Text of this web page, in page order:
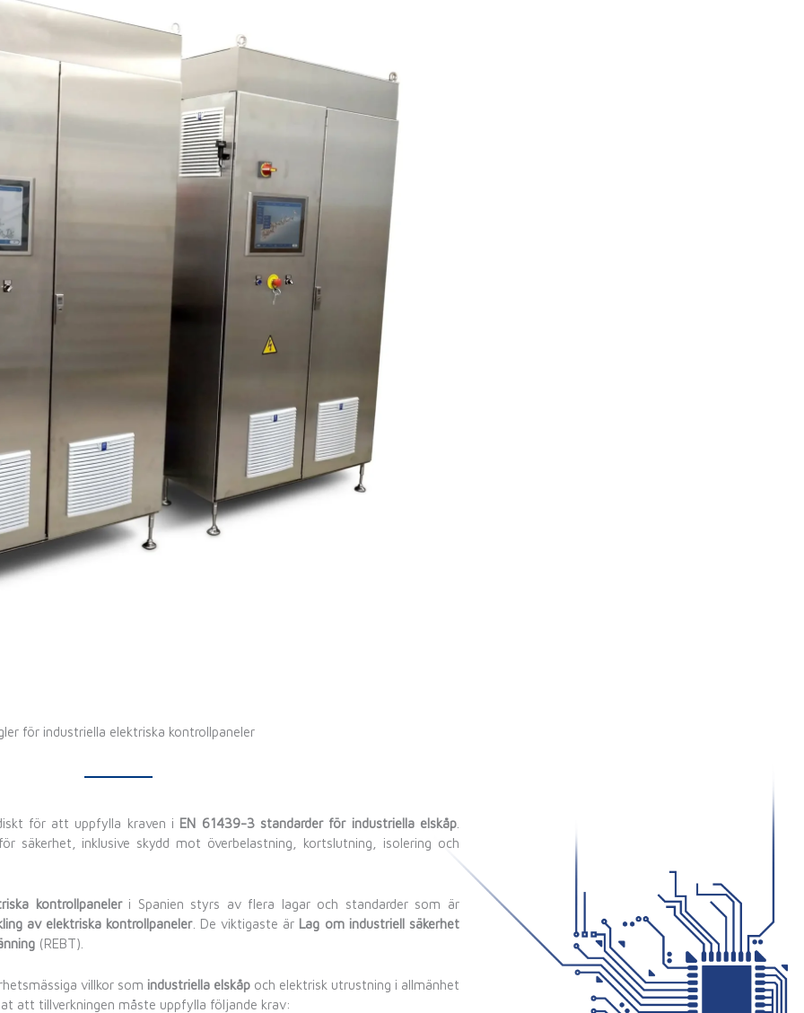
för industriella elektriska kontrollpaneler
för att uppfylla kraven i EN 61439-3 standarder för industriella elskåp.
säkerhet, inklusive skydd mot överbelastning, kortslutning, isolering och
kontrollpaneleri Spanien styrs av flera lagar och standarder som är
av elektriska kontrollpaneler. De viktigaste är Lag om industriell säkerhet
(REBT).
villkor som industriella elskåpoch elektrisk utrustning i allmänhet
att tillverkningen måste uppfylla följande krav: